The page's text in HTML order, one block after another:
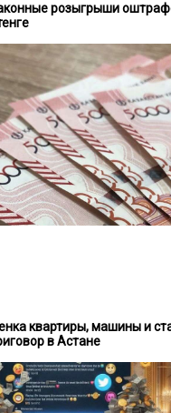
розыгрыши
квартиры, машины и
в Астане